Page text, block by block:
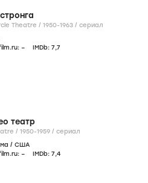
Armstrong Circle Theatre / 1950-1963 / сериал
– IMDb: 7,7
театр
Lux Video Theatre / 1950-1959 / сериал
/ США
– IMDb: 7,4